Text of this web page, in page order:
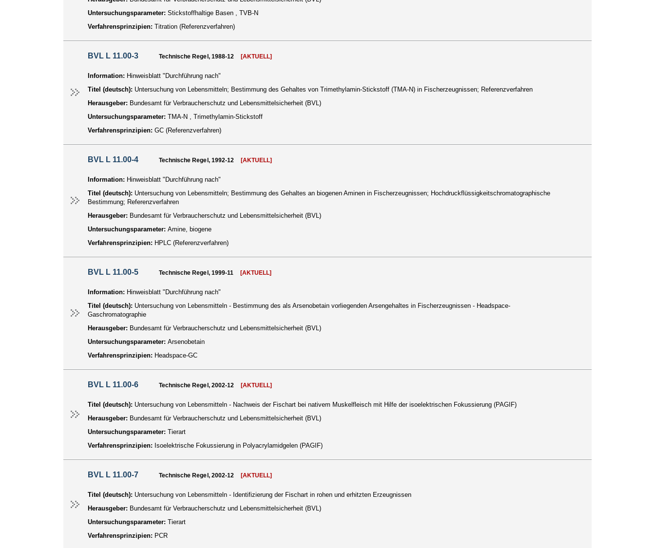
Untersuchungsparameter: Stickstoffhaltige Basen , TVB-N
Verfahrensprinzipien: Titration (Referenzverfahren)
BVL L 11.00-3 Technische Regel, 1988-12 [AKTUELL]
Information: Hinweisblatt "Durchführung nach"
Titel (deutsch): Untersuchung von Lebensmitteln; Bestimmung des Gehaltes von Trimethylamin-Stickstoff (TMA-N) in Fischerzeugnissen; Referenzverfahren
Herausgeber: Bundesamt für Verbraucherschutz und Lebensmittelsicherheit (BVL)
Untersuchungsparameter: TMA-N , Trimethylamin-Stickstoff
Verfahrensprinzipien: GC (Referenzverfahren)
BVL L 11.00-4 Technische Regel, 1992-12 [AKTUELL]
Information: Hinweisblatt "Durchführung nach"
Titel (deutsch): Untersuchung von Lebensmitteln; Bestimmung des Gehaltes an biogenen Aminen in Fischerzeugnissen; Hochdruckflüssigkeitschromatographische
Bestimmung; Referenzverfahren
Herausgeber: Bundesamt für Verbraucherschutz und Lebensmittelsicherheit (BVL)
Untersuchungsparameter: Amine, biogene
Verfahrensprinzipien: HPLC (Referenzverfahren)
BVL L 11.00-5 Technische Regel, 1999-11 [AKTUELL]
Information: Hinweisblatt "Durchführung nach"
Titel (deutsch): Untersuchung von Lebensmitteln - Bestimmung des als Arsenobetain vorliegenden Arsengehaltes in Fischerzeugnissen - Headspace-
Gaschromatographie
Herausgeber: Bundesamt für Verbraucherschutz und Lebensmittelsicherheit (BVL)
Untersuchungsparameter: Arsenobetain
Verfahrensprinzipien: Headspace-GC
BVL L 11.00-6 Technische Regel, 2002-12 [AKTUELL]
Titel (deutsch): Untersuchung von Lebensmitteln - Nachweis der Fischart bei nativem Muskelfleisch mit Hilfe der isoelektrischen Fokussierung (PAGIF)
Herausgeber: Bundesamt für Verbraucherschutz und Lebensmittelsicherheit (BVL)
Untersuchungsparameter: Tierart
Verfahrensprinzipien: Isoelektrische Fokussierung in Polyacrylamidgelen (PAGIF)
BVL L 11.00-7 Technische Regel, 2002-12 [AKTUELL]
Titel (deutsch): Untersuchung von Lebensmitteln - Identifizierung der Fischart in rohen und erhitzten Erzeugnissen
Herausgeber: Bundesamt für Verbraucherschutz und Lebensmittelsicherheit (BVL)
Untersuchungsparameter: Tierart
Verfahrensprinzipien: PCR